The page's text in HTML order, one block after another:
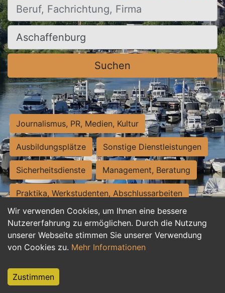
Wir verwenden Cookies, um Ihnen eine bessere
Nutzererfahrung zu ermöglichen. Durch die Nutzung
unserer Webseite stimmen Sie unserer Verwendung
von Cookies zu. Mehr Informationen
Zustimmen
Beruf, Fachrichtung, Firma
Ort, Stadt
Suchen
Journalismus, PR, Medien, Kultur
Ausbildungsplätze Sonstige Dienstleistungen
Sicherheitsdienste Management, Beratung
Praktika, Werkstudenten, Abschlussarbeiten
Personalwesen Assistenz, Sekretariat
Hilfskräfte, Aushilfs- und Nebenjobs
Weiterbildung, Studium, duale Ausbildung